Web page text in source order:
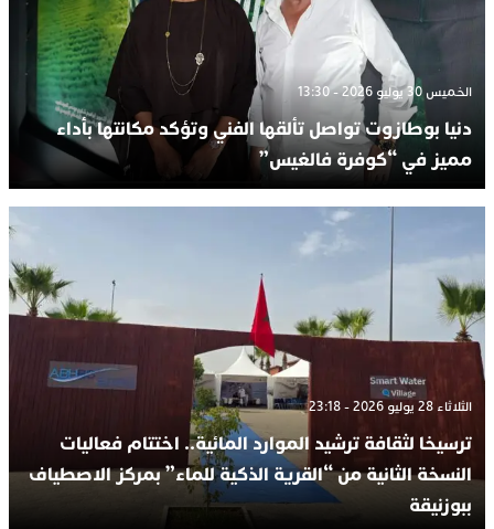
الخميس 30 يوليو 2026 - 13:30
دنيا بوطازوت تواصل تألقها الفني وتؤكد مكانتها بأداء
مميز في “كوفرة فالغيس”
الثلاثاء 28 يوليو 2026 - 23:18
ترسيخا لثقافة ترشيد الموارد المائية.. اختتام فعاليات
النسخة الثانية من “القرية الذكية للماء” بمركز الاصطياف
ببوزنيقة